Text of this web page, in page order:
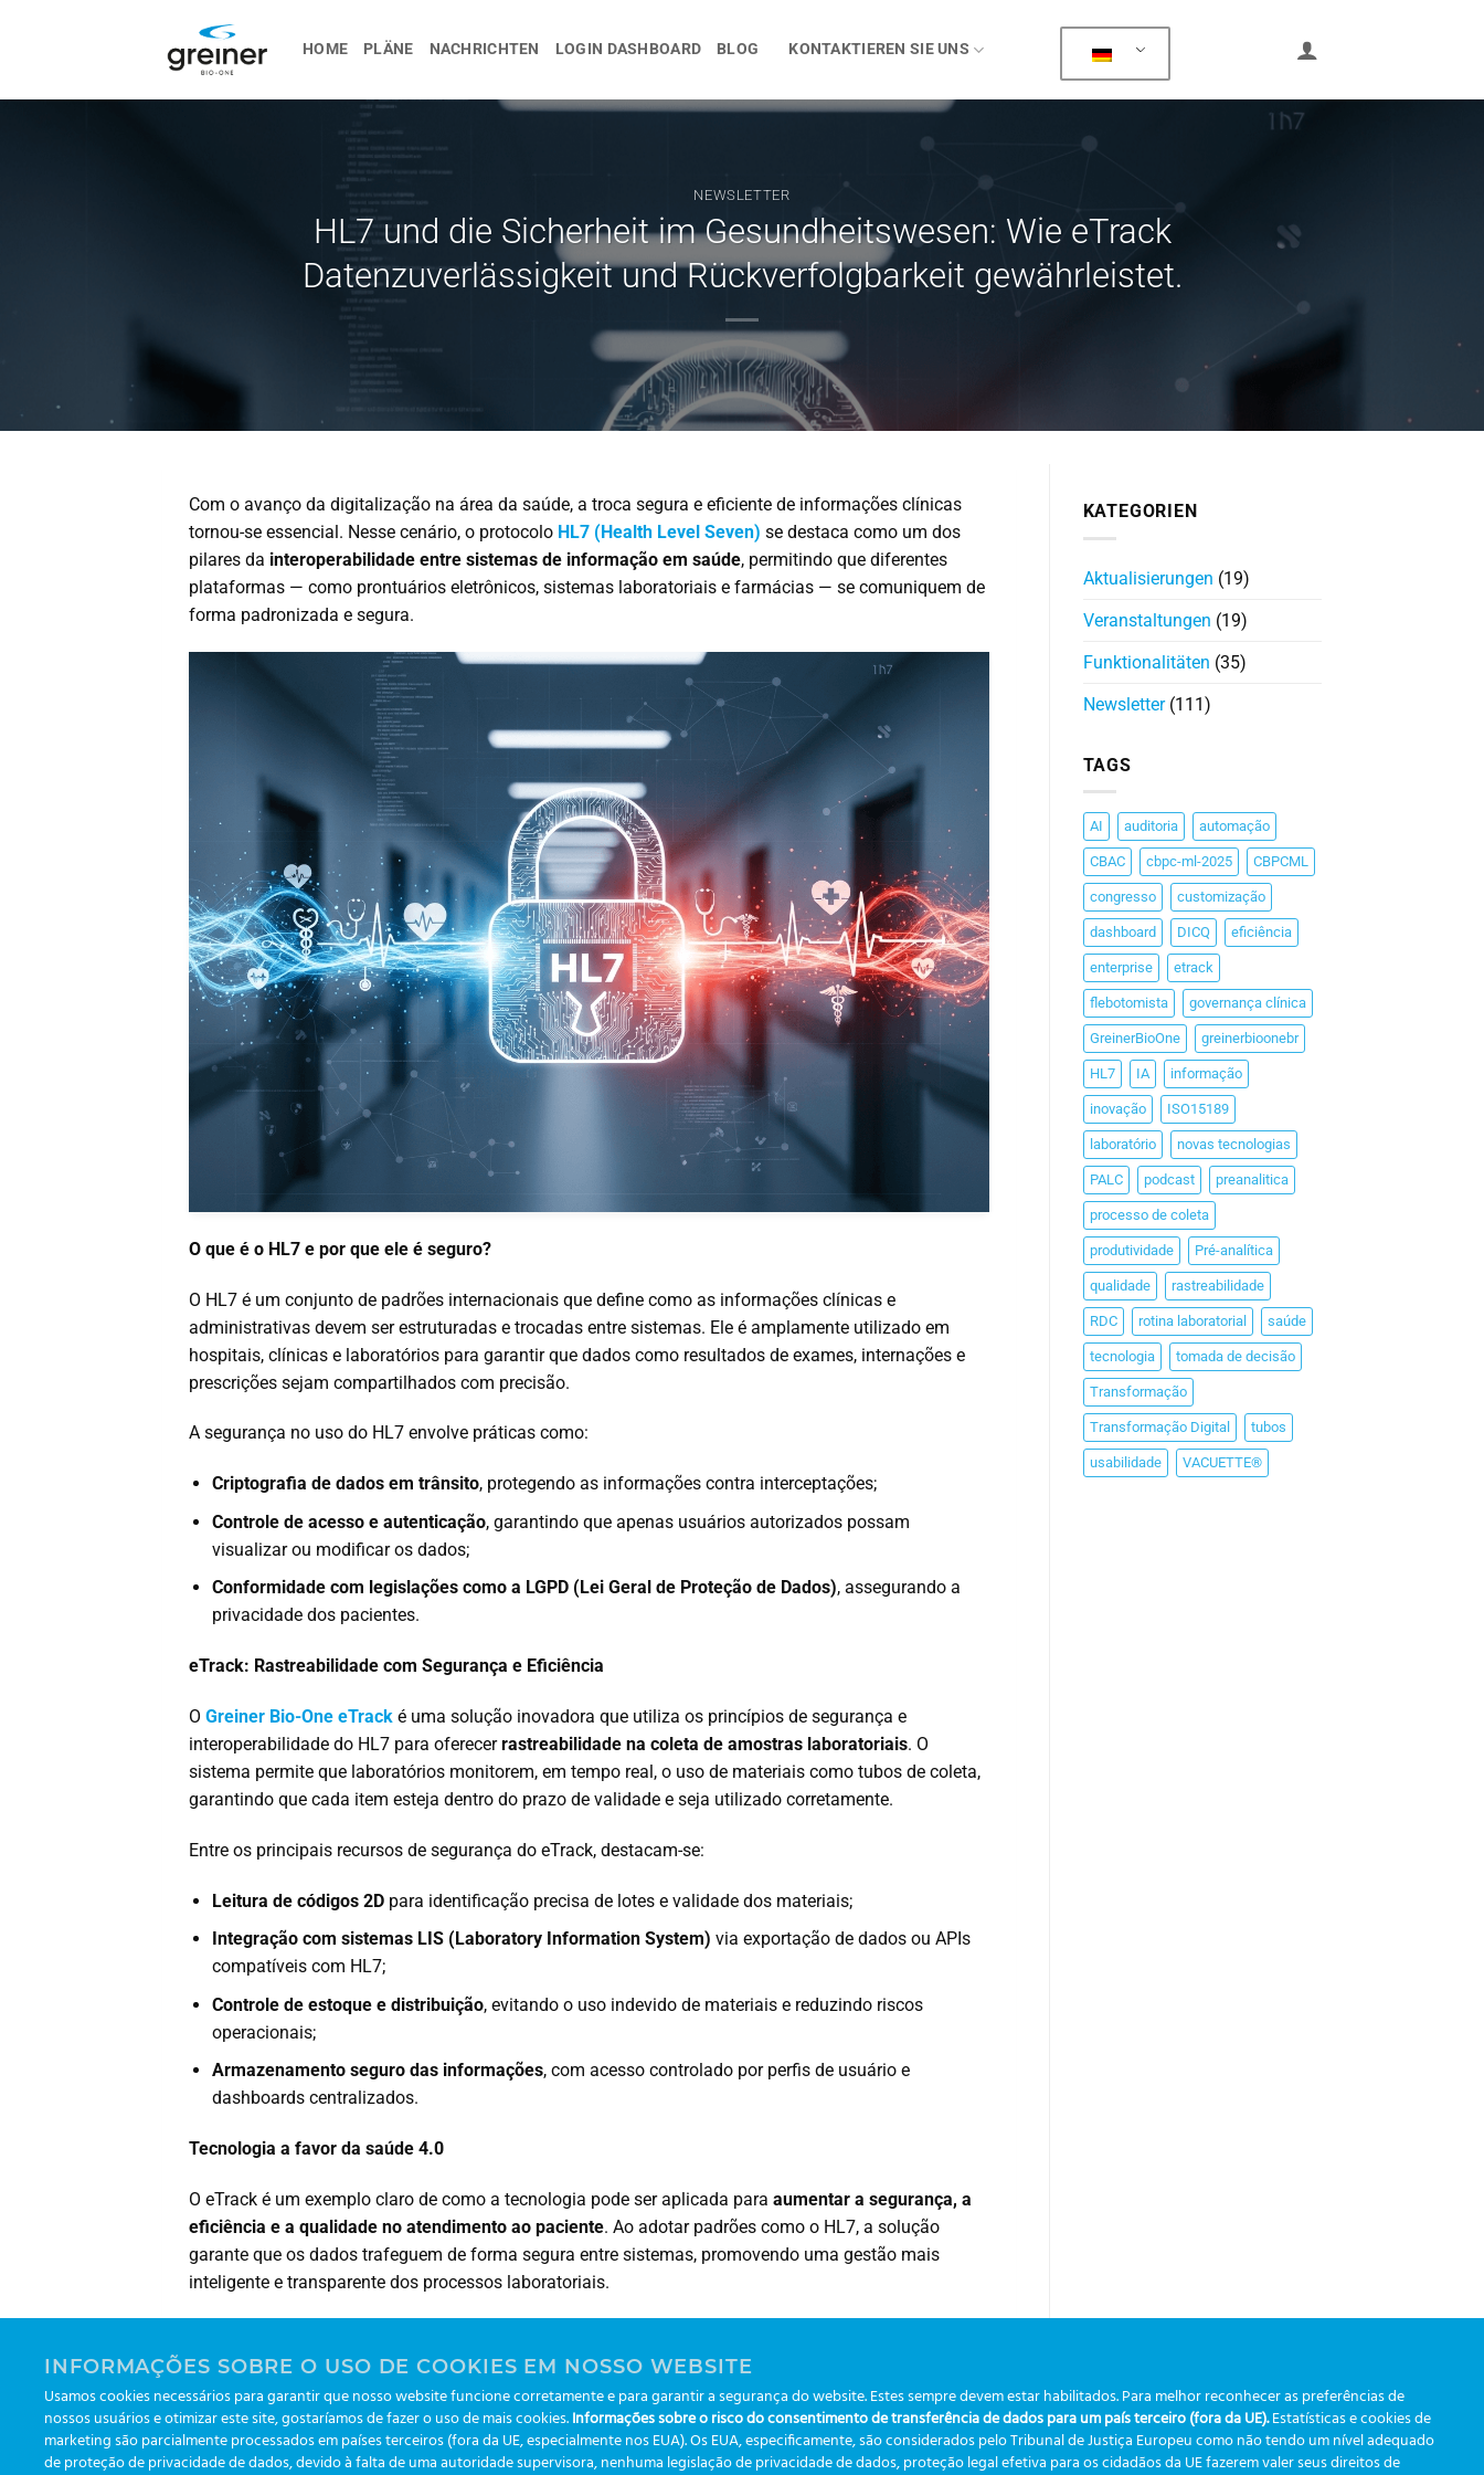
HOME PLÄNE NACHRICHTEN LOGIN DASHBOARD BLOG KONTAKTIEREN SIE UNS
NEWSLETTER
HL7 und die Sicherheit im Gesundheitswesen: Wie eTrack
Datenzuverlässigkeit und Rückverfolgbarkeit gewährleistet.
Com o avanço da digitalização na área da saúde, a troca segura e eficiente de informações clínicas
tornou-se essencial. Nesse cenário, o protocolo HL7 (Health Level Seven) se destaca como um dos
pilares da interoperabilidade entre sistemas de informação em saúde, permitindo que diferentes
plataformas — como prontuários eletrônicos, sistemas laboratoriais e farmácias — se comuniquem de
forma padronizada e segura.
O que é o HL7 e por que ele é seguro?
O HL7 é um conjunto de padrões internacionais que define como as informações clínicas e
administrativas devem ser estruturadas e trocadas entre sistemas. Ele é amplamente utilizado em
hospitais, clínicas e laboratórios para garantir que dados como resultados de exames, internações e
prescrições sejam compartilhados com precisão.
A segurança no uso do HL7 envolve práticas como:
Criptografia de dados em trânsito, protegendo as informações contra interceptações;
Controle de acesso e autenticação, garantindo que apenas usuários autorizados possam
visualizar ou modificar os dados;
Conformidade com legislações como a LGPD (Lei Geral de Proteção de Dados), assegurando a
privacidade dos pacientes.
eTrack: Rastreabilidade com Segurança e Eficiência
O Greiner Bio-One eTrack é uma solução inovadora que utiliza os princípios de segurança e
interoperabilidade do HL7 para oferecerrastreabilidade na coleta de amostras laboratoriais. O
sistema permite que laboratórios monitorem, em tempo real, o uso de materiais como tubos de coleta,
garantindo que cada item esteja dentro do prazo de validade e seja utilizado corretamente.
Entre os principais recursos de segurança do eTrack, destacam-se:
Leitura de códigos 2Dpara identificação precisa de lotes e validade dos materiais;
Integração com sistemas LIS (Laboratory Information System) via exportação de dados ou APIs
compatíveis com HL7;
Controle de estoque e distribuição, evitando o uso indevido de materiais e reduzindo riscos
operacionais;
Armazenamento seguro das informações, com acesso controlado por perfis de usuário e
dashboards centralizados.
Tecnologia a favor da saúde 4.0
O eTrack é um exemplo claro de como a tecnologia pode ser aplicada para aumentar a segurança, a
eficiência e a qualidade no atendimento ao paciente. Ao adotar padrões como o HL7, a solução
garante que os dados trafeguem de forma segura entre sistemas, promovendo uma gestão mais
inteligente e transparente dos processos laboratoriais.
Vertriebs- und Technologiemanager
linkedin.com/in/leonardolippel/
KATEGORIEN
Aktualisierungen (19)
Veranstaltungen (19)
Funktionalitäten (35)
Newsletter(111)
TAGS
AI auditoria automação
CBAC cbpc-ml-2025 CBPCML
congresso customização
dashboard DICQ eficiência
enterprise etrack
flebotomista governança clínica
GreinerBioOne greinerbioonebr
HL7 IA informação
inovação ISO15189
laboratório novas tecnologias
PALC podcast preanalitica
processo de coleta
produtividade Pré-analítica
qualidade rastreabilidade
RDC rotina laboratorial saúde
tecnologia tomada de decisão
Transformação
Transformação Digital tubos
usabilidade VACUETTE®
INFORMAÇÕES SOBRE O USO DE COOKIES EM NOSSO WEBSITE
Usamos cookies necessários para garantir que nosso website funcione corretamente e para garantir a segurança do website. Estes sempre devem estar habilitados. Para melhor reconhecer as preferências de
nossos usuários e otimizar este site, gostaríamos de fazer o uso de mais cookies.Informações sobre o risco do consentimento de transferência de dados para um país terceiro (fora da UE).Estatísticas e cookies de
marketing são parcialmente processados em países terceiros (fora da UE, especialmente nos EUA). Os EUA, especificamente, são considerados pelo Tribunal de Justiça Europeu como não tendo um nível adequado
de proteção de privacidade de dados, devido à falta de uma autoridade supervisora, nenhuma legislação de privacidade de dados, proteção legal efetiva para os cidadãos da UE fazerem valer seus direitos de